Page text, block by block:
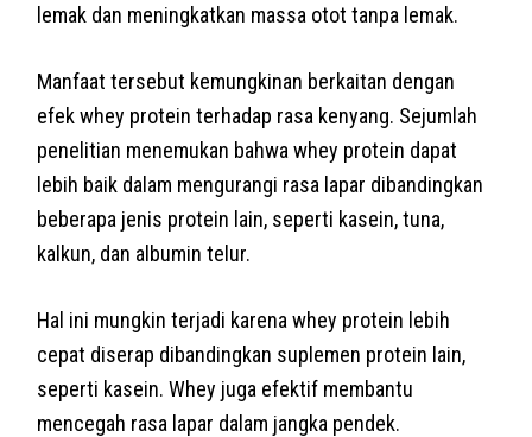
lemak dan meningkatkan massa otot tanpa lemak.
Manfaat tersebut kemungkinan berkaitan dengan
efek whey protein terhadap rasa kenyang. Sejumlah
penelitian menemukan bahwa whey protein dapat
lebih baik dalam mengurangi rasa lapar dibandingkan
beberapa jenis protein lain, seperti kasein, tuna,
kalkun, dan albumin telur.
Hal ini mungkin terjadi karena whey protein lebih
cepat diserap dibandingkan suplemen protein lain,
seperti kasein. Whey juga efektif membantu
mencegah rasa lapar dalam jangka pendek.